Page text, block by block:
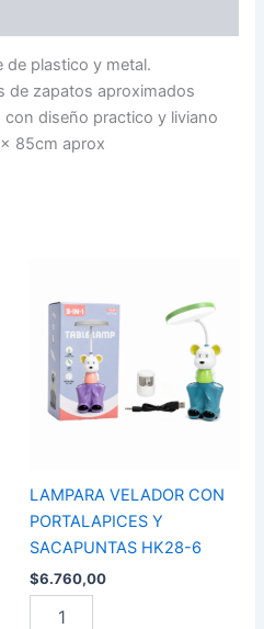
de plastico y metal.
de zapatos aproximados
con diseño practico y liviano
85cm aprox
LAMPARA VELADOR CON
PORTALAPICES Y
SACAPUNTAS HK28-6
$6.760,00
CON
PORTALAPICES
SACAPUNTAS
HK28-